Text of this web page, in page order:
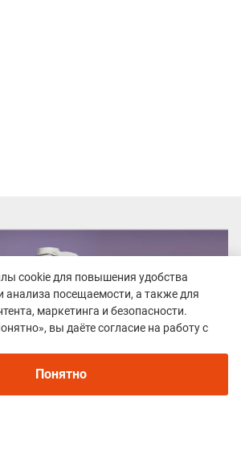
кроссовки для бега зимой и
2026. Для города и
cookie для повышения удобства
анализа посещаемости, а также для
маркетинга и безопасности.
вы даёте согласие на работу с
Понятно